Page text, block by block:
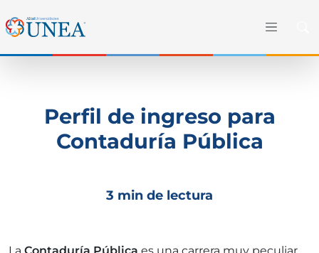
Perfil de ingreso para
Contaduría Pública
3 min de lectura
La Contaduría Pública es una carrera muy peculiar,